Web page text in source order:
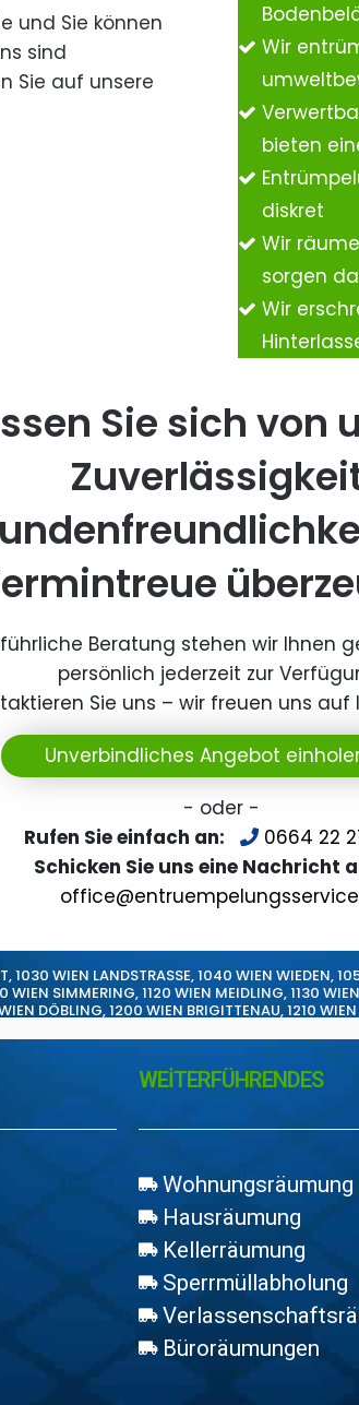
und Sie können
sind
Sie auf unsere
Wir
bieten
diskret
Wir
sorgen
Wir
Sie sich von
Beratung stehen wir Ihnen
persönlich jederzeit zur
Sie uns – wir freuen uns auf
Unverbindliches Angebot
- oder -
Rufen Sie einfach an:
0664 22
Schicken Sie uns eine Nachricht
,1030 WIEN LANDSTRASSE,1040 WIEN WIEDEN,
WIEN SIMMERING,1120 WIEN MEIDLING,1130
DÖBLING,1200 WIEN BRIGITTENAU,1210
WEİTERFÜHRENDES
Wohnungsräumung
Hausräumung
Kellerräumung
Sperrmüllabholung
Büroräumungen